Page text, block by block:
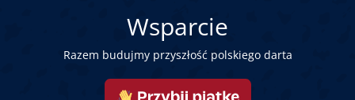
Wsparcie
Razem budujmy przyszłość polskiego darta